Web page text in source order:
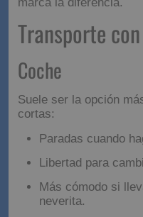
temprana o baño
marca la diferencia.
Transporte
Coche
Suele ser la opción
cortas:
Paradas cuando
Libertad para